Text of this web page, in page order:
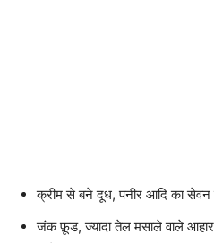
क्रीम से बने दूध, पनीर आदि का सेवन
जंक फ़ूड, ज्यादा तेल मसाले वाले